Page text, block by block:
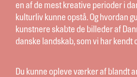
en af de mest kreative perioder i
kulturliv kunne opstå. Og hvordan
kunstnere skabte de billeder af
danske landskab, som vi har kendt
Du kunne opleve værker af blandt